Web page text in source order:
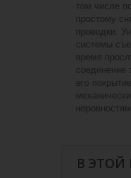
том числе
простому
проводки.
системы
время
соединение
его
В ЭТОЙ